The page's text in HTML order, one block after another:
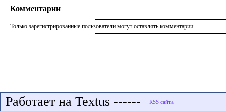
Комментарии
Только зарегистрированные пользователи могут оставлять комментарии.
Работает на Textus ------